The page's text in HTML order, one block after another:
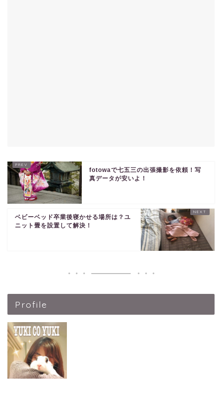
fotowaで七五三の出張撮影を依頼！写
真データが安いよ！
ベビーベッド卒業後寝かせる場所は？ユ
ニット畳を設置して解決！
Profile